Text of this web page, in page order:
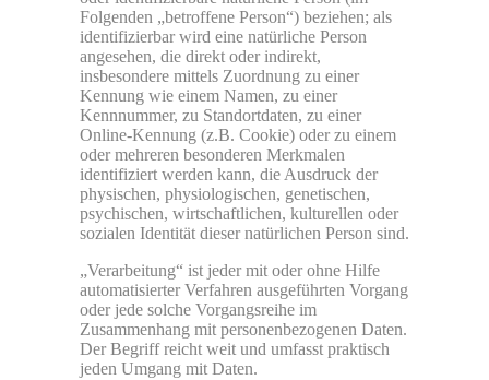
Folgenden „betroffene Person“) beziehen; als
identifizierbar wird eine natürliche Person
angesehen, die direkt oder indirekt,
insbesondere mittels Zuordnung zu einer
Kennung wie einem Namen, zu einer
Kennnummer, zu Standortdaten, zu einer
Online-Kennung (z.B. Cookie) oder zu einem
oder mehreren besonderen Merkmalen
identifiziert werden kann, die Ausdruck der
physischen, physiologischen, genetischen,
psychischen, wirtschaftlichen, kulturellen oder
sozialen Identität dieser natürlichen Person sind.
„Verarbeitung“ ist jeder mit oder ohne Hilfe
automatisierter Verfahren ausgeführten Vorgang
oder jede solche Vorgangsreihe im
Zusammenhang mit personenbezogenen Daten.
Der Begriff reicht weit und umfasst praktisch
jeden Umgang mit Daten.